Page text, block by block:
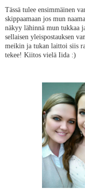
Tässä tulee ensimmäinen
skippaamaan jos mun
näkyy lähinnä mun tukkaa
sellaisen yleispostauksen
meikin ja tukan laittoi siis
tekee! Kiitos vielä Iida :)